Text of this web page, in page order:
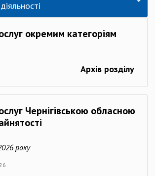
окремим категоріям
Архів розділу
Чернігівською обласною
року